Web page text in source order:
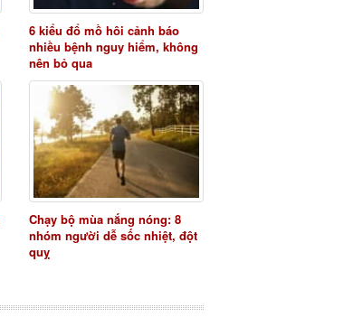
6 kiểu đổ mồ hôi cảnh báo
nhiều bệnh nguy hiểm, không
nên bỏ qua
Chạy bộ mùa nắng nóng: 8
nhóm người dễ sốc nhiệt, đột
quỵ